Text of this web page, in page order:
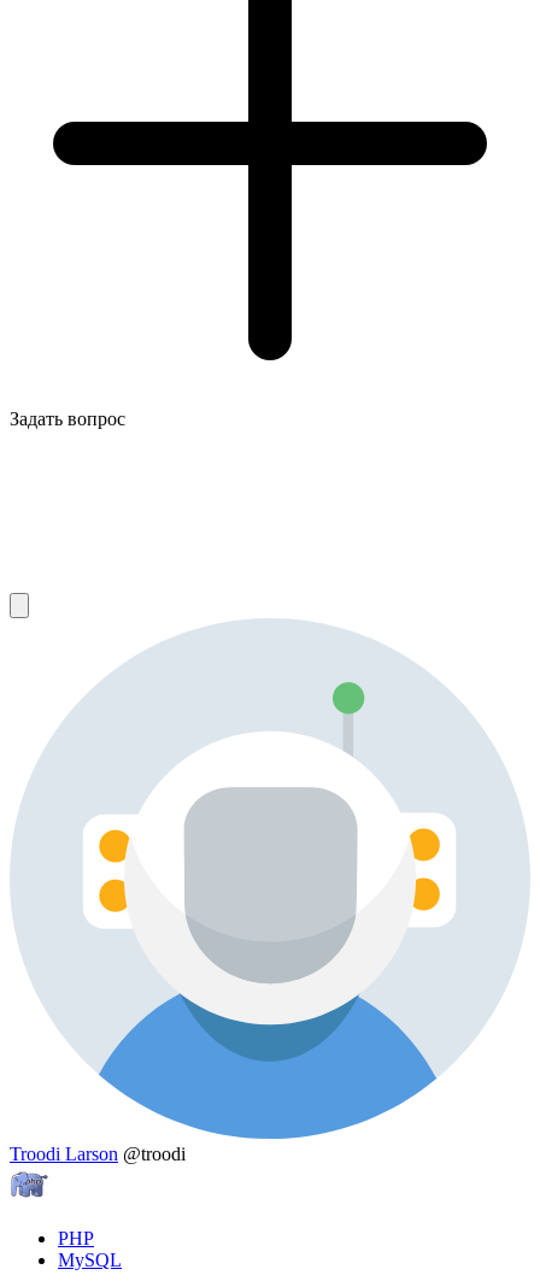
Задать вопрос
Troodi Larson @troodi
PHP
MySQL